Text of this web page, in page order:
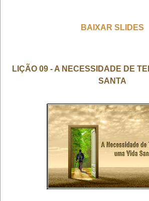
BAIXAR SLIDES
LIÇÃO 09 - A NECESSIDADE DE
SANTA